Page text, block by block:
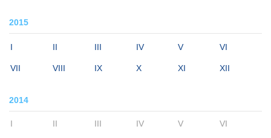
2015
I II III IV V VI
VII VIII IX X XI XII
2014
I II III IV V VI